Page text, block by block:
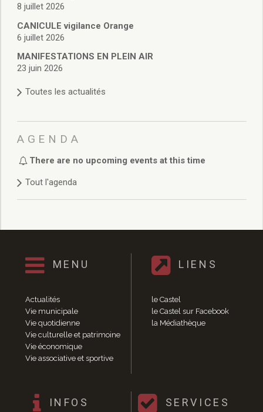
Budget de Fonctionnement
Budget d’Investissement
Conseils municipaux
Règlement du conseil municipal
Délibérations 2025
Délibérations 2022
Délibérations 2021
Délibérations 2020
Délibérations 2019
Délibérations 2018
Délibérations 2014
Délibérations 2013
Délibérations 2011
Délibérations 2010
Délibérations 2009
Délibérations 2008
Agenda réunions publiques
Marchés publics
Vie quotidienne
8 juillet 2026
CANICULE vigilance Orange
6 juillet 2026
MANIFESTATIONS EN PLEIN AIR
23 juin 2026
Toutes les actualités
AGENDA
There are no upcoming events at this time
Tout l'agenda
MENU
Actualités
Vie municipale
Vie quotidienne
Vie culturelle et patrimoine
Vie économique
Vie associative et sportive
LIENS
le Castel
le Castel sur Facebook
la Médiathèque
INFOS SERVICES